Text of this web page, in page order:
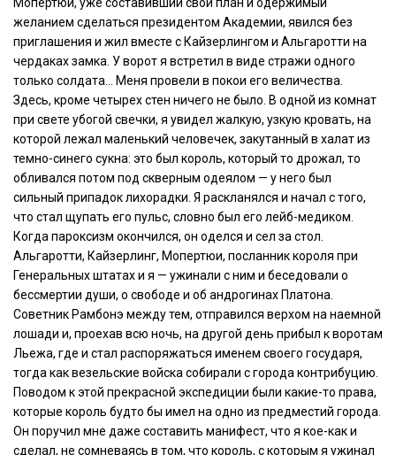
желанием сделаться президентом Академии, явился без
приглашения и жил вместе с Кайзерлингом и Альгаротти на
чердаках замка. У ворот я встретил в виде стражи одного
только солдата… Меня провели в покои его величества.
Здесь, кроме четырех стен ничего не было. В одной из комнат
при свете убогой свечки, я увидел жалкую, узкую кровать, на
которой лежал маленький человечек, закутанный в халат из
темно-синего сукна: это был король, который то дрожал, то
обливался потом под скверным одеялом — у него был
сильный припадок лихорадки. Я раскланялся и начал с того,
что стал щупать его пульс, словно был его лейб-медиком.
Когда пароксизм окончился, он оделся и сел за стол.
Альгаротти, Кайзерлинг, Мопертюи, посланник короля при
Генеральных штатах и я — ужинали с ним и беседовали о
бессмертии души, о свободе и об андрогинах Платона.
Советник Рамбонэ между тем, отправился верхом на наемной
лошади и, проехав всю ночь, на другой день прибыл к воротам
Льежа, где и стал распоряжаться именем своего государя,
тогда как везельские войска собирали с города контрибуцию.
Поводом к этой прекрасной экспедиции были какие-то права,
которые король будто бы имел на одно из предместий города.
Он поручил мне даже составить манифест, что я кое-как и
сделал, не сомневаясь в том, что король, с которым я ужинал